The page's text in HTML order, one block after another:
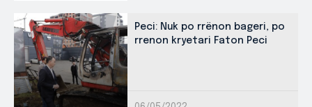
Peci: Nuk po rrënon bageri, po
rrenon kryetari Faton Peci